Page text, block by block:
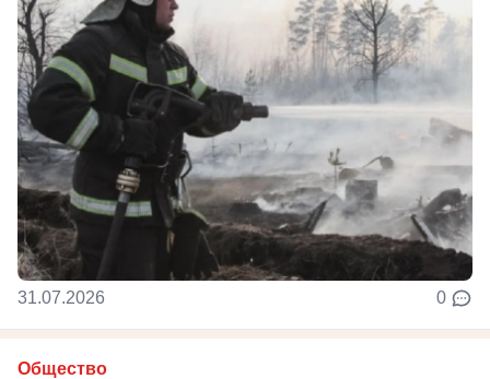
31.07.2026 0
Общество